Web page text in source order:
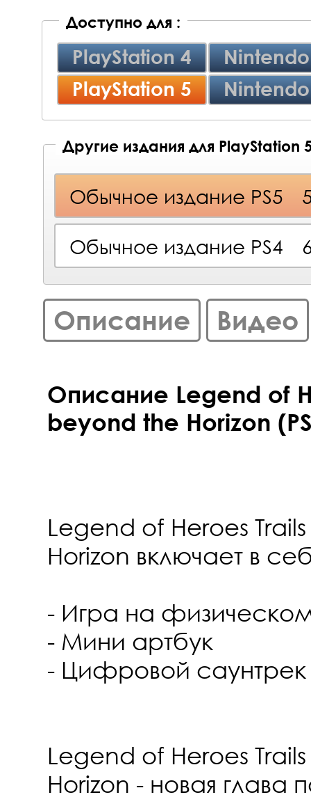
Доступно для :
PlayStation 4
PlayStation 5
Другие издания для PlayStation
Обычное издание PS5
Обычное издание PS4
Описание Видео
Описание Legend of
beyond the Horizon
Legend of Heroes
Horizon включает в
- Игра на
- Мини артбук
- Цифровой саунтрек
Legend of Heroes
Horizon - новая глава